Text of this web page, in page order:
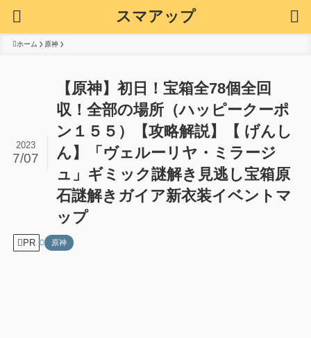
スマアップ
ホーム 原神
【原神】初日！宝箱全78個全回
収！全部の場所（ハッピークーポ
ン１５５）【攻略解説】【 げんし
ん】「ヴェルーリヤ・ミラージ
ュ」ギミック謎解き見逃し宝箱原
石謎解きガイア新衣装イベントマ
ップ
2023
7/07
PR 原神